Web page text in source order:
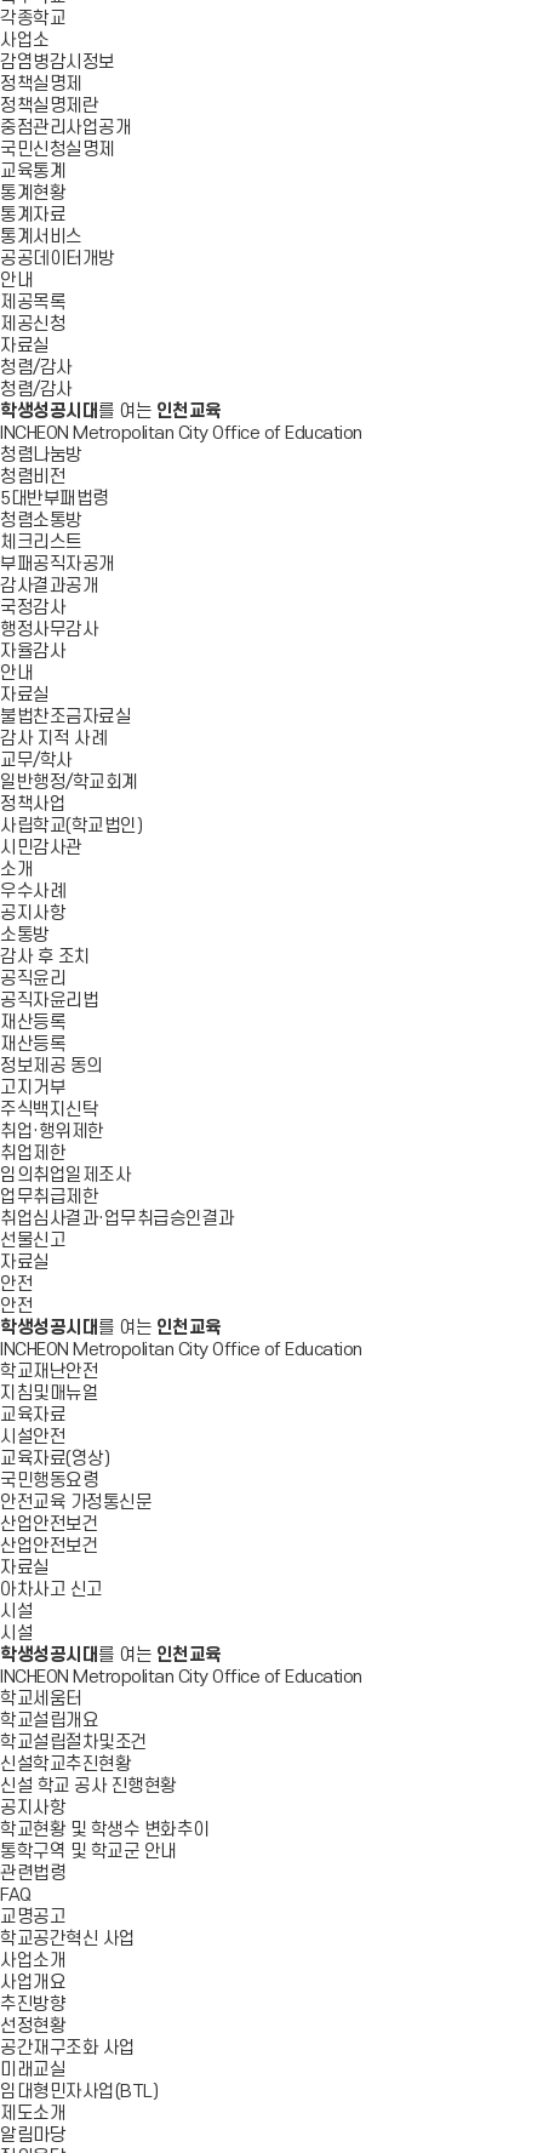
각종학교
사업소
감염병감시정보
정책실명제
정책실명제란
중점관리사업공개
국민신청실명제
교육통계
통계현황
통계자료
통계서비스
공공데이터개방
안내
제공목록
제공신청
자료실
청렴/감사
청렴/감사
학생성공시대 를 여는 인천교육
INCHEON Metropolitan City Office of Education
청렴나눔방
청렴비전
5대반부패법령
청렴소통방
체크리스트
부패공직자공개
감사결과공개
국정감사
행정사무감사
자율감사
안내
자료실
불법찬조금자료실
감사 지적 사례
교무/학사
일반행정/학교회계
정책사업
사립학교(학교법인)
시민감사관
소개
우수사례
공지사항
소통방
감사 후 조치
공직윤리
공직자윤리법
재산등록
재산등록
정보제공 동의
고지거부
주식백지신탁
취업·행위제한
취업제한
임의취업일제조사
업무취급제한
취업심사결과·업무취급승인결과
선물신고
자료실
안전
안전
학생성공시대 를 여는 인천교육
INCHEON Metropolitan City Office of Education
학교재난안전
지침및매뉴얼
교육자료
시설안전
교육자료(영상)
국민행동요령
안전교육 가정통신문
산업안전보건
산업안전보건
자료실
아차사고 신고
시설
시설
학생성공시대 를 여는 인천교육
INCHEON Metropolitan City Office of Education
학교세움터
학교설립개요
학교설립절차및조건
신설학교추진현황
신설 학교 공사 진행현황
공지사항
학교현황 및 학생수 변화추이
통학구역 및 학교군 안내
관련법령
FAQ
교명공고
학교공간혁신 사업
사업소개
사업개요
추진방향
선정현황
공간재구조화 사업
미래교실
임대형민자사업(BTL)
제도소개
알림마당